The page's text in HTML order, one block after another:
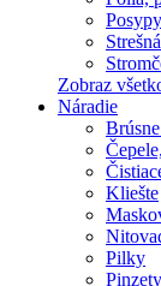
Posypy
Zobraz
Náradie
Kliešte
Pilky
Pinzety